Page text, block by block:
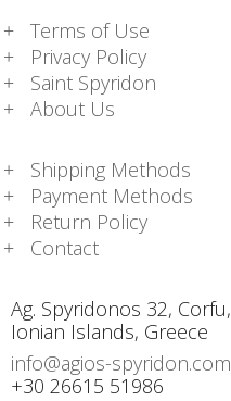
Terms of Use
Privacy Policy
Saint Spyridon
About Us
Shipping Methods
Payment Methods
Return Policy
Contact
Ag. Spyridonos 32, Corfu,
Ionian Islands, Greece
info@agios-spyridon.com
+30 26615 51986